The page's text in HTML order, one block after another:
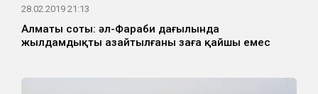
28.02.2019 21:13
Алматы соты: әл-Фараби даңғылында
жылдамдықтың азайтылғаны заңға қайшы емес